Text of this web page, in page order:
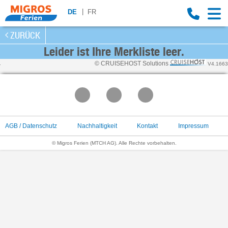
DE FR
ZURÜCK
Leider ist Ihre Merkliste leer.
© CRUISEHOST Solutions V4.1663
AGB / Datenschutz Nachhaltigkeit Kontakt Impressum
© Migros Ferien (MTCH AG). Alle Rechte vorbehalten.